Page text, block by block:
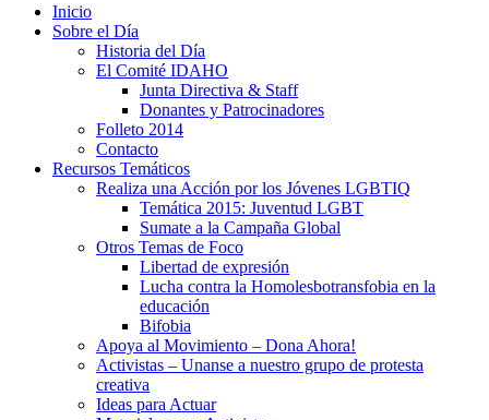
Inicio
Sobre el Día
Historia del Día
El Comité IDAHO
Junta Directiva & Staff
Donantes y Patrocinadores
Folleto 2014
Contacto
Recursos Temáticos
Realiza una Acción por los Jóvenes LGBTIQ
Temática 2015: Juventud LGBT
Sumate a la Campaña Global
Otros Temas de Foco
Libertad de expresión
Lucha contra la Homolesbotransfobia en la
educación
Bifobia
Apoya al Movimiento – Dona Ahora!
Activistas – Unanse a nuestro grupo de protesta
creativa
Ideas para Actuar